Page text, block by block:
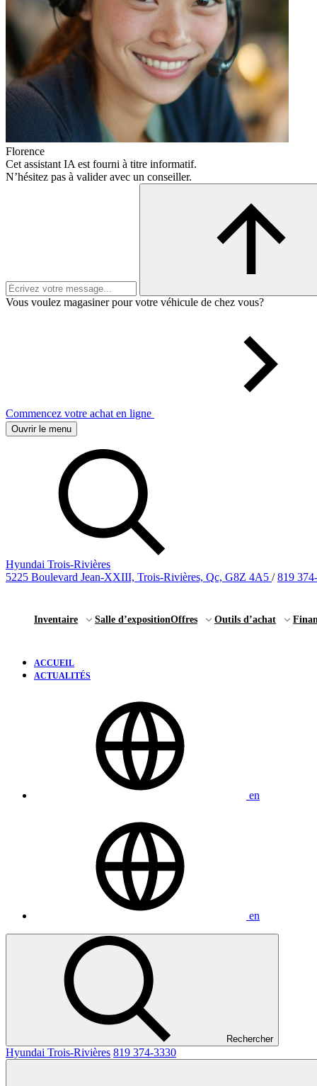
Florence
Cet assistant IA est fourni à titre informatif.
N’hésitez pas à valider avec un conseiller.
Vous voulez magasiner pour votre véhicule de chez vous?
Commencez votre achat en ligne
Ouvrir le menu
Hyundai Trois-Rivières
5225 Boulevard Jean-XXIII, Trois-Rivières, Qc, G8Z 4A5 / 819
Inventaire Salle d’expositionOffres Outils d’achat
ACCUEIL
ACTUALITÉS
en
en
Rechercher
Hyundai Trois-Rivières 819 374-3330